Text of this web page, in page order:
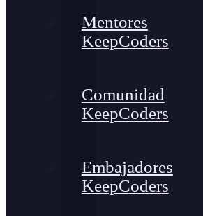
Mentores
KeepCoders
Comunidad
KeepCoders
Embajadores
KeepCoders